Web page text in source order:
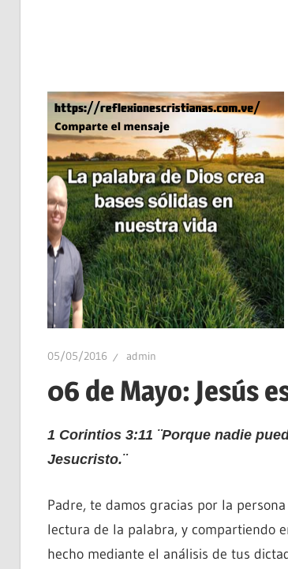
05/05/2016 admin
06 de Mayo: Jesús
1 Corintios 3:11 ¨Porque nadie
Jesucristo.¨
Padre, te damos gracias por la
lectura de la palabra, y compartiendo
hecho mediante el análisis de tus